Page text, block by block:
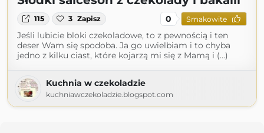
115 3 Zapisz 0 Smakowite
Jeśli lubicie bloki czekoladowe, to z pewnością i ten
deser Wam się spodoba. Ja go uwielbiam i to chyba
jedno z kilku ciast, które kojarzą mi się z Mamą i (...)
Kuchnia w czekoladzie
kuchniawczekoladzie.blogspot.com